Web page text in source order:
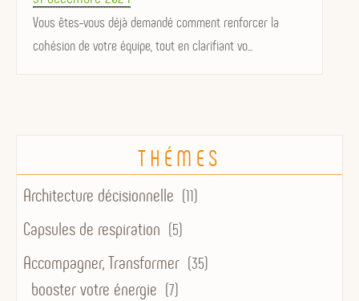
on
Vous êtes-vous déjà demandé comment renforcer la
cohésion de votre équipe, tout en clarifiant vo...
THÉMES
Architecture décisionnelle (11)
Capsules de respiration (5)
Accompagner, Transformer (35)
booster votre énergie (7)